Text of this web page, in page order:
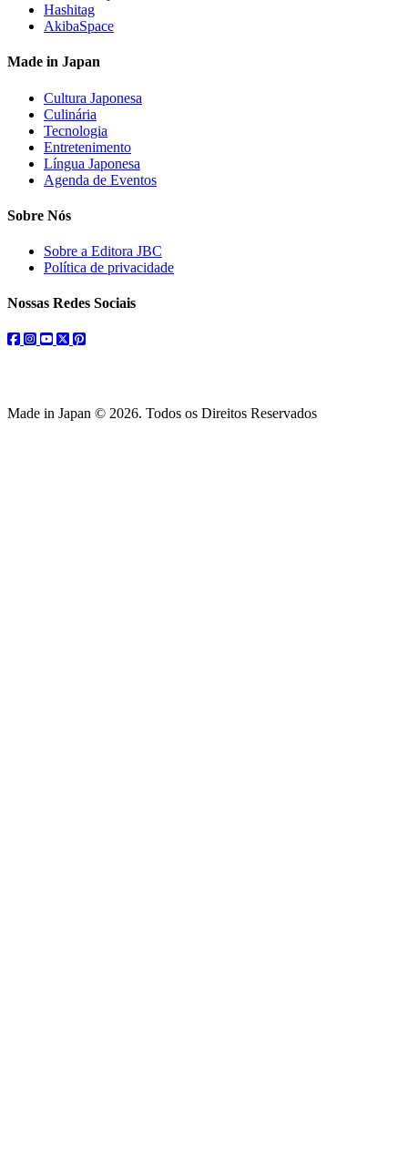
Hashitag
AkibaSpace
Made in Japan
Cultura Japonesa
Culinária
Tecnologia
Entretenimento
Língua Japonesa
Agenda de Eventos
Sobre Nós
Sobre a Editora JBC
Política de privacidade
Nossas Redes Sociais
facebook
instagram
youtube
twitterpinterest
Made in Japan © 2026. Todos os Direitos Reservados